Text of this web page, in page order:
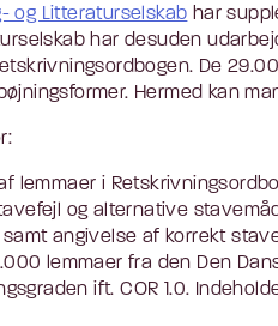
og Litteraturselskab har
har desuden
De
Hermed kan
lemmaer i
og alternative
angivelse af korrekt
lemmaer fra den Den
ift. COR 1.0.